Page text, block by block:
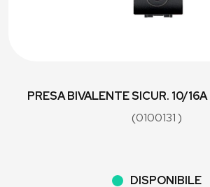
PRESA BIVALENTE SICUR. 10/
(0100131 )
DISPONIBILE